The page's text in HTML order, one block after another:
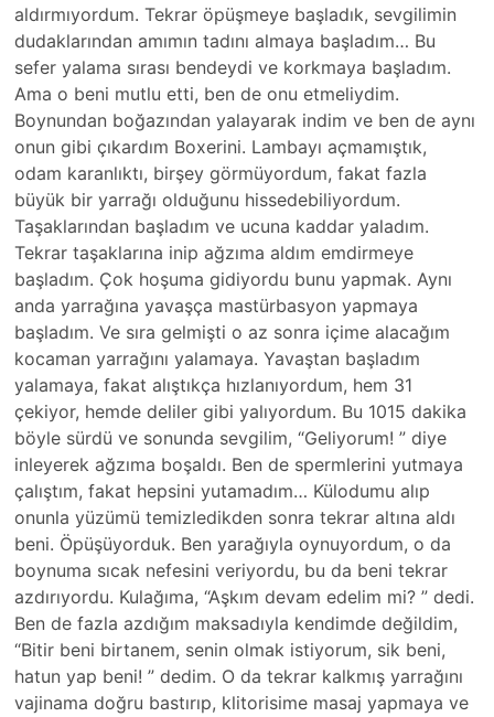
aldırmıyordum. Tekrar öpüşmeye başladık, sevgilimin
dudaklarından amımın tadını almaya başladım… Bu
sefer yalama sırası bendeydi ve korkmaya başladım.
Ama o beni mutlu etti, ben de onu etmeliydim.
Boynundan boğazından yalayarak indim ve ben de aynı
onun gibi çıkardım Boxerini. Lambayı açmamıştık,
odam karanlıktı, birşey görmüyordum, fakat fazla
büyük bir yarrağı olduğunu hissedebiliyordum.
Taşaklarından başladım ve ucuna kaddar yaladım.
Tekrar taşaklarına inip ağzıma aldım emdirmeye
başladım. Çok hoşuma gidiyordu bunu yapmak. Aynı
anda yarrağına yavaşça mastürbasyon yapmaya
başladım. Ve sıra gelmişti o az sonra içime alacağım
kocaman yarrağını yalamaya. Yavaştan başladım
yalamaya, fakat alıştıkça hızlanıyordum, hem 31
çekiyor, hemde deliler gibi yalıyordum. Bu 1015 dakika
böyle sürdü ve sonunda sevgilim, “Geliyorum! ” diye
inleyerek ağzıma boşaldı. Ben de spermlerini yutmaya
çalıştım, fakat hepsini yutamadım… Külodumu alıp
onunla yüzümü temizledikden sonra tekrar altına aldı
beni. Öpüşüyorduk. Ben yarağıyla oynuyordum, o da
boynuma sıcak nefesini veriyordu, bu da beni tekrar
azdırıyordu. Kulağıma, “Aşkım devam edelim mi? ” dedi.
Ben de fazla azdığım maksadıyla kendimde değildim,
“Bitir beni birtanem, senin olmak istiyorum, sik beni,
hatun yap beni! ” dedim. O da tekrar kalkmış yarrağını
vajinama doğru bastırıp, klitorisime masaj yapmaya ve